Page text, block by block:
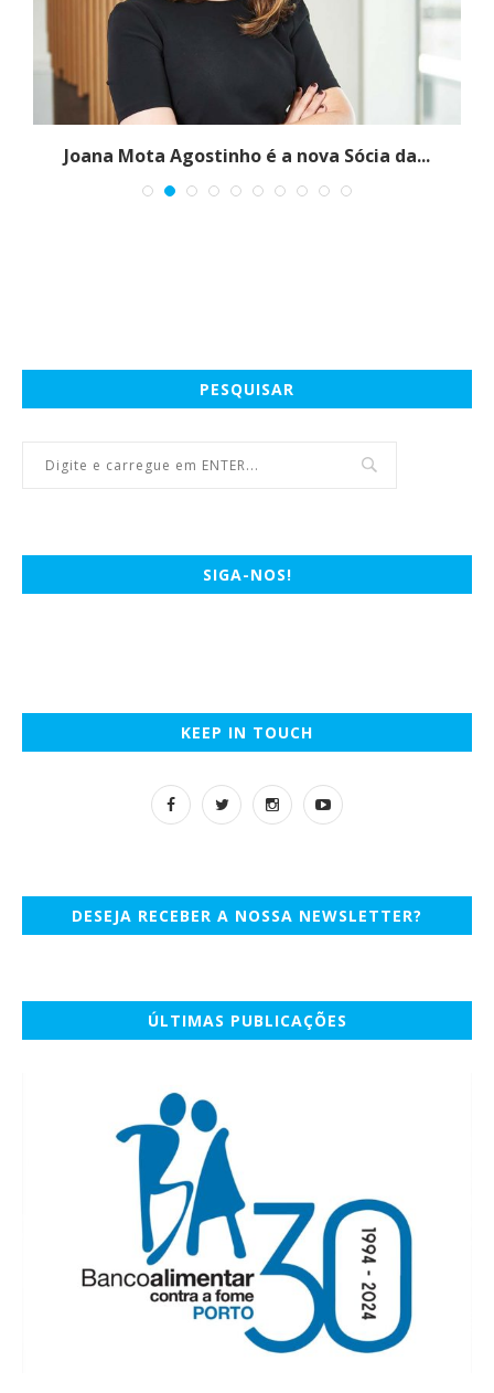
Joana Mota Agostinho é a nova Sócia da...
PESQUISAR
SIGA-NOS!
KEEP IN TOUCH
DESEJA RECEBER A NOSSA NEWSLETTER?
ÚLTIMAS PUBLICAÇÕES